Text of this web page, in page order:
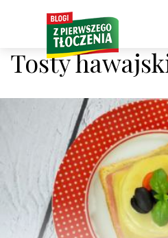
Tosty